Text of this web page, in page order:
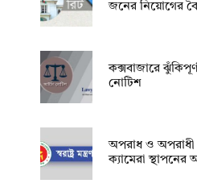
জনের নিয়োগের
কক্সবাজারে
নোটিশ
অপরাধ ও অপরাধী
ক্যামেরা স্থাপনের